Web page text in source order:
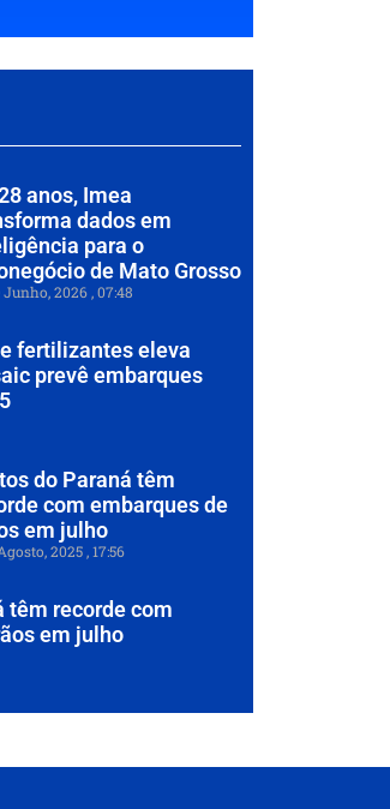
anos, Imea
dados em
para o
de Mato Grosso
Junho, 2026 07:48
fertilizantes eleva
prevê embarques
do Paraná têm
com embarques de
em julho
2025 17:56
têm recorde com
em julho